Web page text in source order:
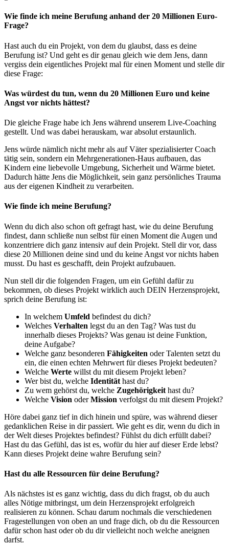
Wie finde ich meine Berufung anhand der 20 Millionen Euro-
Frage?
Hast auch du ein Projekt, von dem du glaubst, dass es deine
Berufung ist? Und geht es dir genau gleich wie dem Jens, dann
vergiss dein eigentliches Projekt mal für einen Moment und stelle dir
diese Frage:
Was würdest du tun, wenn du 20 Millionen Euro und keine
Angst vor nichts hättest?
Die gleiche Frage habe ich Jens während unserem Live-Coaching
gestellt. Und was dabei herauskam, war absolut erstaunlich.
Jens würde nämlich nicht mehr als auf Väter spezialisierter Coach
tätig sein, sondern ein Mehrgenerationen-Haus aufbauen, das
Kindern eine liebevolle Umgebung, Sicherheit und Wärme bietet.
Dadurch hätte Jens die Möglichkeit, sein ganz persönliches Trauma
aus der eigenen Kindheit zu verarbeiten.
Wie finde ich meine Berufung?
Wenn du dich also schon oft gefragt hast, wie du deine Berufung
findest, dann schließe nun selbst für einen Moment die Augen und
konzentriere dich ganz intensiv auf dein Projekt. Stell dir vor, dass
diese 20 Millionen deine sind und du keine Angst vor nichts haben
musst. Du hast es geschafft, dein Projekt aufzubauen.
Nun stell dir die folgenden Fragen, um ein Gefühl dafür zu
bekommen, ob dieses Projekt wirklich auch DEIN Herzensprojekt,
sprich deine Berufung ist:
In welchem Umfeld befindest du dich?
Welches Verhalten legst du an den Tag? Was tust du
innerhalb dieses Projekts? Was genau ist deine Funktion,
deine Aufgabe?
Welche ganz besonderen Fähigkeiten oder Talenten setzt du
ein, die einen echten Mehrwert für dieses Projekt bedeuten?
Welche Werte willst du mit diesem Projekt leben?
Wer bist du, welche Identität hast du?
Zu wem gehörst du, welche Zugehörigkeit hast du?
Welche Vision oderMission verfolgst du mit diesem Projekt?
Höre dabei ganz tief in dich hinein und spüre, was während dieser
gedanklichen Reise in dir passiert. Wie geht es dir, wenn du dich in
der Welt dieses Projektes befindest? Fühlst du dich erfüllt dabei?
Hast du das Gefühl, das ist es, wofür du hier auf dieser Erde lebst?
Kann dieses Projekt deine wahre Berufung sein?
Hast du alle Ressourcen für deine Berufung?
Als nächstes ist es ganz wichtig, dass du dich fragst, ob du auch
alles Nötige mitbringst, um dein Herzensprojekt erfolgreich
realisieren zu können. Schau darum nochmals die verschiedenen
Fragestellungen von oben an und frage dich, ob du die Ressourcen
dafür schon hast oder ob du dir vielleicht noch welche aneignen
darfst.